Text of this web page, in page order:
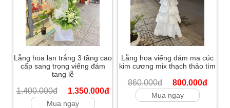
Lẵng hoa lan trắng 3 tầng cao
cấp sang trọng viếng đám
tang lễ
1.400.000đ 1.350.000đ
Mua ngay
Lẵng hoa viếng đám ma cúc
kim cương mix thạch thảo tím
860.000đ 800.000đ
Mua ngay